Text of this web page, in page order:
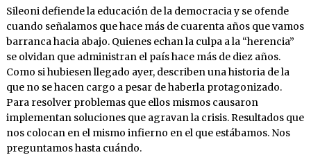
Sileoni defiende la educación de la democracia y se ofende
cuando señalamos que hace más de cuarenta años que vamos
barranca hacia abajo. Quienes echan la culpa a la “herencia”
se olvidan que administran el país hace más de diez años.
Como si hubiesen llegado ayer, describen una historia de la
que no se hacen cargo a pesar de haberla protagonizado.
Para resolver problemas que ellos mismos causaron
implementan soluciones que agravan la crisis. Resultados que
nos colocan en el mismo infierno en el que estábamos. Nos
preguntamos hasta cuándo.